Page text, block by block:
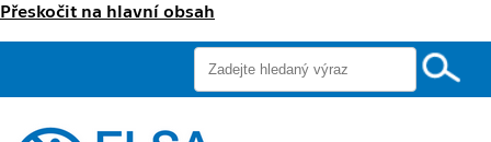
Přeskočit na hlavní obsah